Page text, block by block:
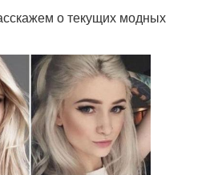
о текущих модных